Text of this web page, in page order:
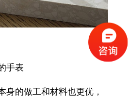
手表
身的做工和材料也更优，